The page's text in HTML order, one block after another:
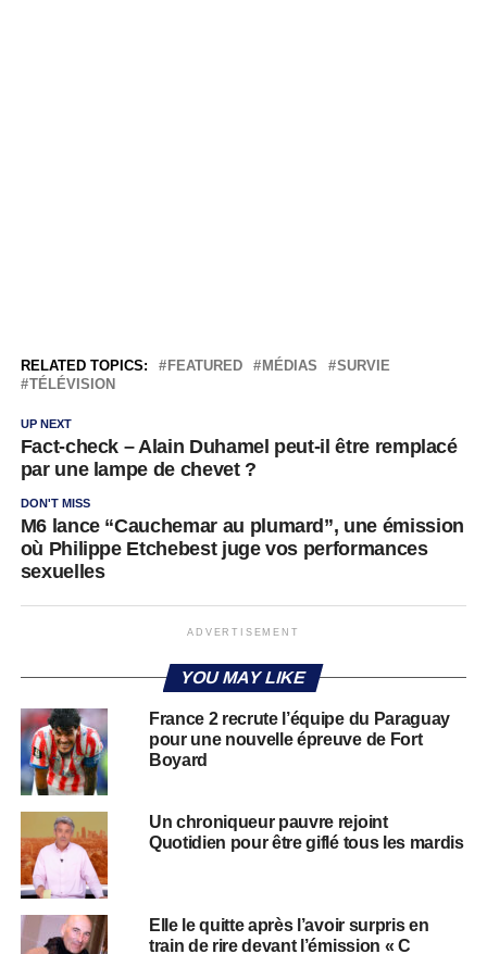
RELATED TOPICS: FEATURED MÉDIAS
SURVIE
TÉLÉVISION
UP NEXT
Fact-check – Alain Duhamel peut-il être remplacé
par une lampe de chevet ?
DON'T MISS
M6 lance “Cauchemar au plumard”, une émission
où Philippe Etchebest juge vos performances
sexuelles
ADVERTISEMENT
YOU MAY LIKE
France 2 recrute l’équipe du Paraguay
pour une nouvelle épreuve de Fort
Boyard
Un chroniqueur pauvre rejoint
Quotidien pour être giflé tous les mardis
Elle le quitte après l’avoir surpris en
train de rire devant l’émission « C